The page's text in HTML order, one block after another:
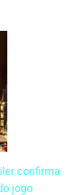
confirma
jogo